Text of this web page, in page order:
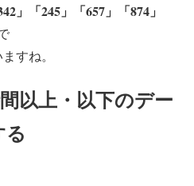
」「245」「657」「874」
すね。
以上・以下のデー